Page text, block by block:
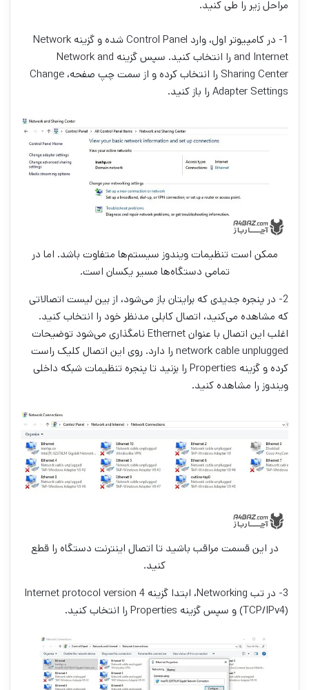
مراحل زیر را طی کنید.
1- در کامپیوتر اول، وارد Control Panel شده و گزینه Network
and Internet را انتخاب کنید. سپس گزینه Network and
Sharing Center را انتخاب کرده و از سمت چپ صفحه، Change
Adapter Settings را باز کنید.
ممکن است تنظیمات ویندوز سیستم‌ها متفاوت باشد. اما در
تمامی دستگاه‌ها مسیر یکسان است.
2- در پنجره جدیدی که برایتان باز می‌شود، از بین لیست اتصالاتی
که مشاهده می‌کنید، اتصال کابلی مدنظر خود را انتخاب کنید.
اغلب این اتصال با عنوان Ethernet نامگذاری می‌شود توضیحات
network cable unplugged را دارد. روی این اتصال کلیک راست
کرده و گزینه Properties را بزنید تا پنجره تنظیمات شبکه داخلی
ویندوز را مشاهده کنید.
در این قسمت مراقب باشید تا اتصال اینترنت دستگاه را قطع
کنید.
3- در تب Networking، ابتدا گزینه Internet protocol version 4
(TCP/IPv4) و سپس گزینه Properties را انتخاب کنید.